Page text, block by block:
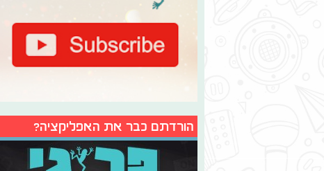
הורדתם כבר את האפליקציה?